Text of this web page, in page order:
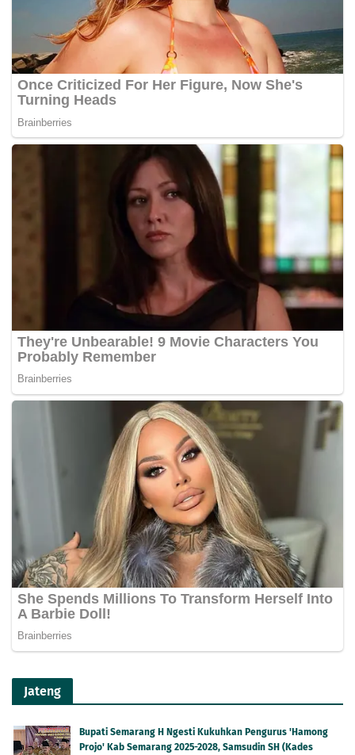
Jateng
Bupati Semarang H Ngesti Kukuhkan Pengurus 'Hamong
Projo' Kab Semarang 2025-2028, Samsudin SH (Kades